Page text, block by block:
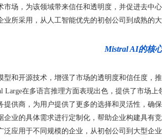
场，为该领域带来信任和透明度，并促进去中心
业所采用，从人工智能优先的初创公司到成熟的大
Mistral AI的核
和开源技术，增强了市场的透明度和信任度，
Large在多语言推理方面表现出色，提供了市场上
供商，为用户提供了更多的选择和灵活性，确保
企业的具体需求进行定制化，帮助企业构建具有
泛应用于不同规模的企业，从初创公司到大型企